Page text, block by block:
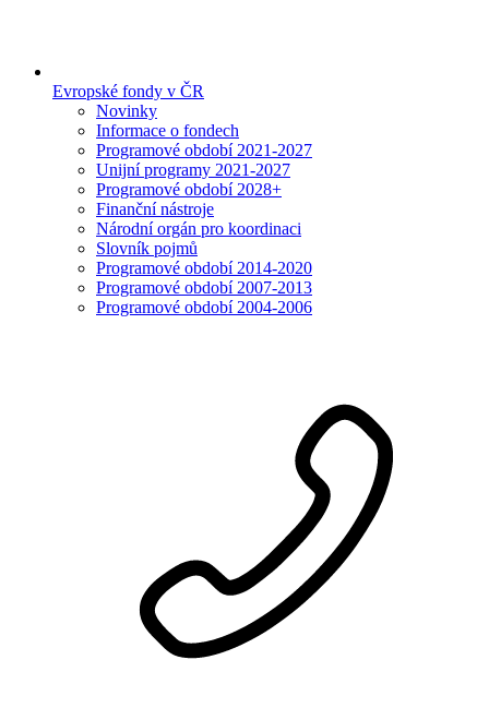
Evropské fondy v ČR
Novinky
Informace o fondech
Programové období 2021-2027
Unijní programy 2021-2027
Programové období 2028+
Finanční nástroje
Národní orgán pro koordinaci
Slovník pojmů
Programové období 2014-2020
Programové období 2007-2013
Programové období 2004-2006